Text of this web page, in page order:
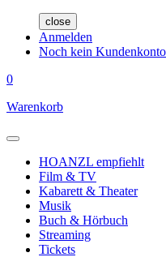
close
Anmelden
Noch kein
0
Warenkorb
HOANZL empfiehlt
Film & TV
Kabarett & Theater
Musik
Buch & Hörbuch
Streaming
Tickets